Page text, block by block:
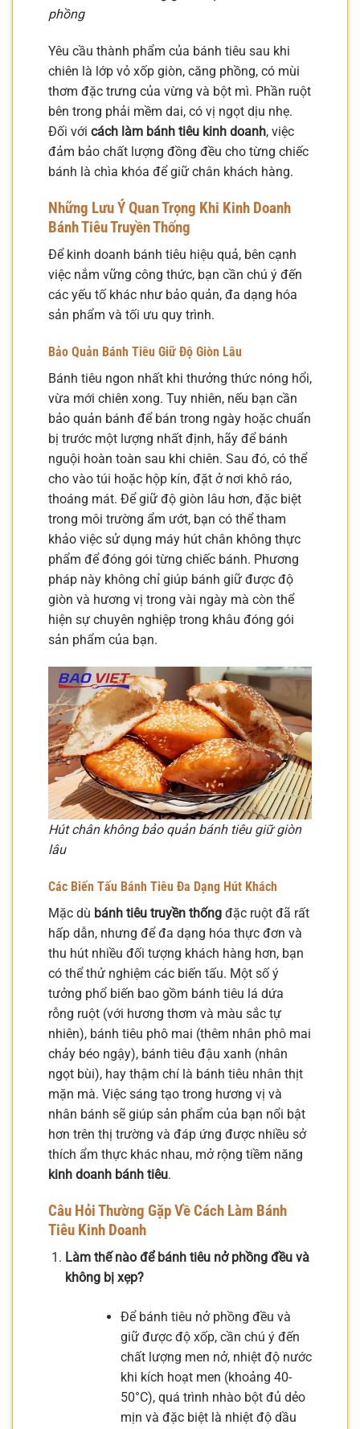
phồng
Yêu cầu thành phẩm của bánh tiêu sau khi
chiên là lớp vỏ xốp giòn, căng phồng, có mùi
thơm đặc trưng của vừng và bột mì. Phần ruột
bên trong phải mềm dai, có vị ngọt dịu nhẹ.
Đối với cách làm bánh tiêu kinh doanh, việc
đảm bảo chất lượng đồng đều cho từng chiếc
bánh là chìa khóa để giữ chân khách hàng.
Những Lưu Ý Quan Trọng Khi Kinh Doanh
Bánh Tiêu Truyền Thống
Để kinh doanh bánh tiêu hiệu quả, bên cạnh
việc nắm vững công thức, bạn cần chú ý đến
các yếu tố khác như bảo quản, đa dạng hóa
sản phẩm và tối ưu quy trình.
Bảo Quản Bánh Tiêu Giữ Độ Giòn Lâu
Bánh tiêu ngon nhất khi thưởng thức nóng hổi,
vừa mới chiên xong. Tuy nhiên, nếu bạn cần
bảo quản bánh để bán trong ngày hoặc chuẩn
bị trước một lượng nhất định, hãy để bánh
nguội hoàn toàn sau khi chiên. Sau đó, có thể
cho vào túi hoặc hộp kín, đặt ở nơi khô ráo,
thoáng mát. Để giữ độ giòn lâu hơn, đặc biệt
trong môi trường ẩm ướt, bạn có thể tham
khảo việc sử dụng máy hút chân không thực
phẩm để đóng gói từng chiếc bánh. Phương
pháp này không chỉ giúp bánh giữ được độ
giòn và hương vị trong vài ngày mà còn thể
hiện sự chuyên nghiệp trong khâu đóng gói
sản phẩm của bạn.
Hút chân không bảo quản bánh tiêu giữ giòn
lâu
Các Biến Tấu Bánh Tiêu Đa Dạng Hút Khách
Mặc dù bánh tiêu truyền thống đặc ruột đã rất
hấp dẫn, nhưng để đa dạng hóa thực đơn và
thu hút nhiều đối tượng khách hàng hơn, bạn
có thể thử nghiệm các biến tấu. Một số ý
tưởng phổ biến bao gồm bánh tiêu lá dứa
rỗng ruột (với hương thơm và màu sắc tự
nhiên), bánh tiêu phô mai (thêm nhân phô mai
chảy béo ngậy), bánh tiêu đậu xanh (nhân
ngọt bùi), hay thậm chí là bánh tiêu nhân thịt
mặn mà. Việc sáng tạo trong hương vị và
nhân bánh sẽ giúp sản phẩm của bạn nổi bật
hơn trên thị trường và đáp ứng được nhiều sở
thích ẩm thực khác nhau, mở rộng tiềm năng
kinh doanh bánh tiêu.
Câu Hỏi Thường Gặp Về Cách Làm Bánh
Tiêu Kinh Doanh
Làm thế nào để bánh tiêu nở phồng đều và
không bị xẹp?
Để bánh tiêu nở phồng đều và
giữ được độ xốp, cần chú ý đến
chất lượng men nở, nhiệt độ nước
khi kích hoạt men (khoảng 40-
50°C), quá trình nhào bột đủ dẻo
mịn và đặc biệt là nhiệt độ dầu